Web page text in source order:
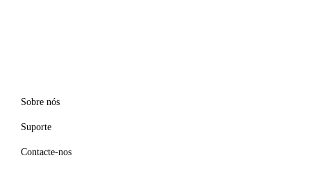
Sobre nós
Suporte
Contacte-nos